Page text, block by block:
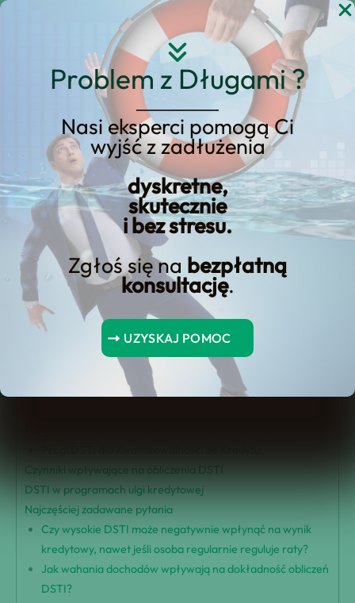
Problem z Długami ?
Nasi eksperci pomogą Ci
wyjść z zadłużenia
dyskretne,
skutecznie
i bez stresu.
Zgłoś się na bezpłatną
konsultację.
UZYSKAJ POMOC
Przejdź
Co to jest DSTI? Szansa
na otrzymanie pożyczki
na wakacje może od tego
zależeć
Spis Treści
Najważniejsze wnioski
Zrozumienie DSTI i jego znaczenie
Wpływ DSTI na zatwierdzenie pożyczki
Czynniki wpływające na obliczenia DSTI
DSTI w programach ulgi kredytowej
Najczęściej zadawane pytania
Czy wysokie DSTI może negatywnie wpłynąć na wynik
kredytowy, nawet jeśli osoba regularnie reguluje raty?
Jak wahania dochodów wpływają na dokładność obliczeń
DSTI?